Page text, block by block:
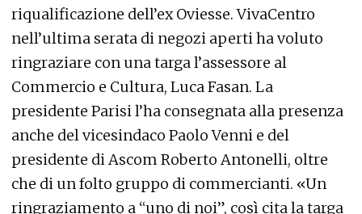
riqualificazione dell’ex Oviesse. VivaCentro
nell’ultima serata di negozi aperti ha voluto
ringraziare con una targa l’assessore al
Commercio e Cultura, Luca Fasan. La
presidente Parisi l’ha consegnata alla presenza
anche del vicesindaco Paolo Venni e del
presidente di Ascom Roberto Antonelli, oltre
che di un folto gruppo di commercianti. «Un
ringraziamento a “uno di noi”, così cita la targa